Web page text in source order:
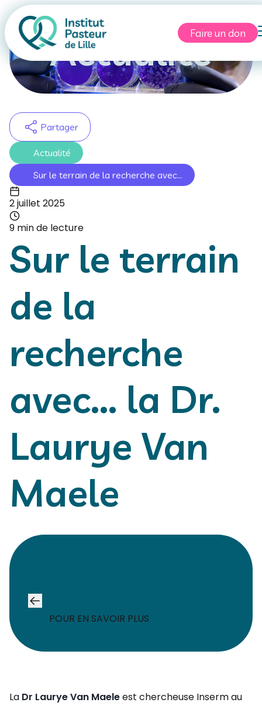
ActualitéFaire un don
Partager
Actualité
Sur le terrain de la recherche avec...
2 juillet 2025
9 min de lecture
Sur le terrain
de la
recherche
avec... la Dr.
Laurye Van
Maele
POUR EN SAVOIR PLUS
La Dr Laurye Van Maeleest chercheuse Inserm au